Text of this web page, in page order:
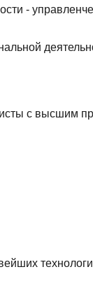
-
с высшим